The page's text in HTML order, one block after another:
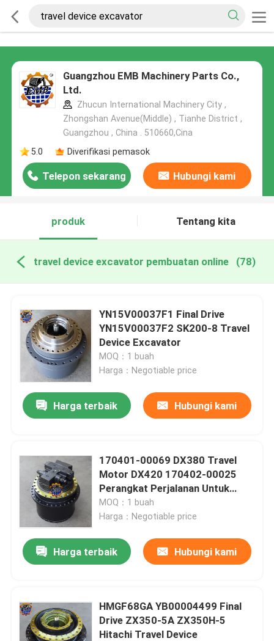
Guangzhou EMB Machinery Parts Co.,
Ltd.
Zhucun International Machinery City ,
Zhongshan Avenue(Middle) , Tianhe District ,
Guangzhou , China . 510660,Cina
5.0
Diverifikasi pemasok
Telepon sekarang Hubungi kami
produk Tentang kita
travel device excavator pembuatan online (78)
YN15V00037F1 Final Drive
YN15V00037F2 SK200-8 Travel
Device Excavator
MOQ：1 buah
Harga：Negotiable price
Harga terbaik Hubungi kami
170401-00069 DX380 Travel
Motor DX420 170402-00025
Perangkat Perjalanan Untuk
Excavator
MOQ：1 buah
Harga：Negotiable price
Harga terbaik Hubungi kami
HMGF68GA YB00004499 Final
Drive ZX350-5A ZX350H-5
Hitachi Travel Device